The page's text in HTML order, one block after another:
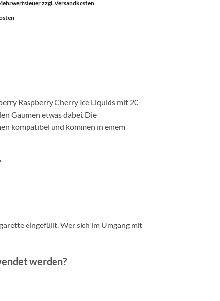
zzgl. Versandkosten
Raspberry Cherry Ice Liquids mit 20
Gaumen etwas dabei. Die
kompatibel und kommen in einem
eingefüllt. Wer sich im Umgang mit
werden?